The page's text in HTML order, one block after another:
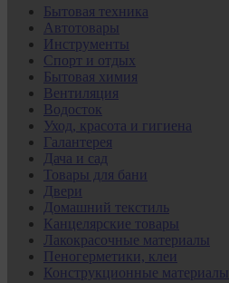
Бытовая техника
Автотовары
Инструменты
Спорт и отдых
Бытовая химия
Вентиляция
Водосток
Уход, красота и гигиена
Галантерея
Дача и сад
Товары для бани
Двери
Домашний текстиль
Канцелярские товары
Лакокрасочные материалы
Пеногерметики, клеи
Конструкционные материалы